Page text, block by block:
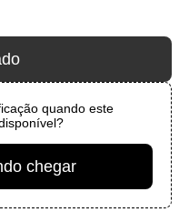
quando este
chegar